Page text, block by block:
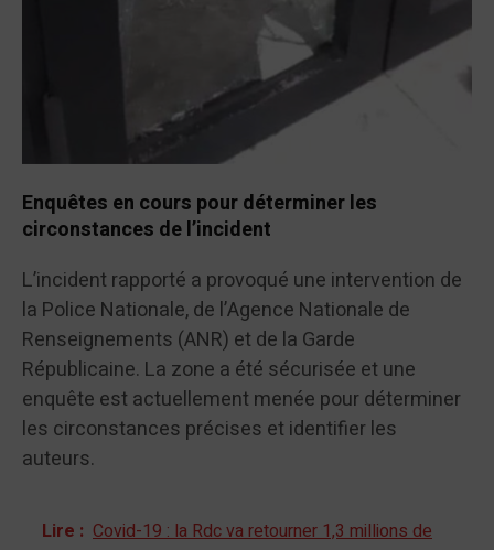
Enquêtes en cours pour déterminer les
circonstances de l’incident
L’incident rapporté a provoqué une intervention de
la Police Nationale, de l’Agence Nationale de
Renseignements (ANR) et de la Garde
Républicaine. La zone a été sécurisée et une
enquête est actuellement menée pour déterminer
les circonstances précises et identifier les
auteurs.
Lire : Covid-19 : la Rdc va retourner 1,3 millions de